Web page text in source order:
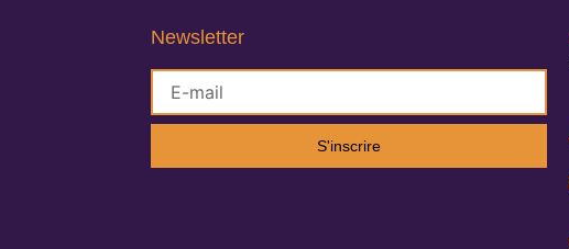
Newsletter
S'inscrire